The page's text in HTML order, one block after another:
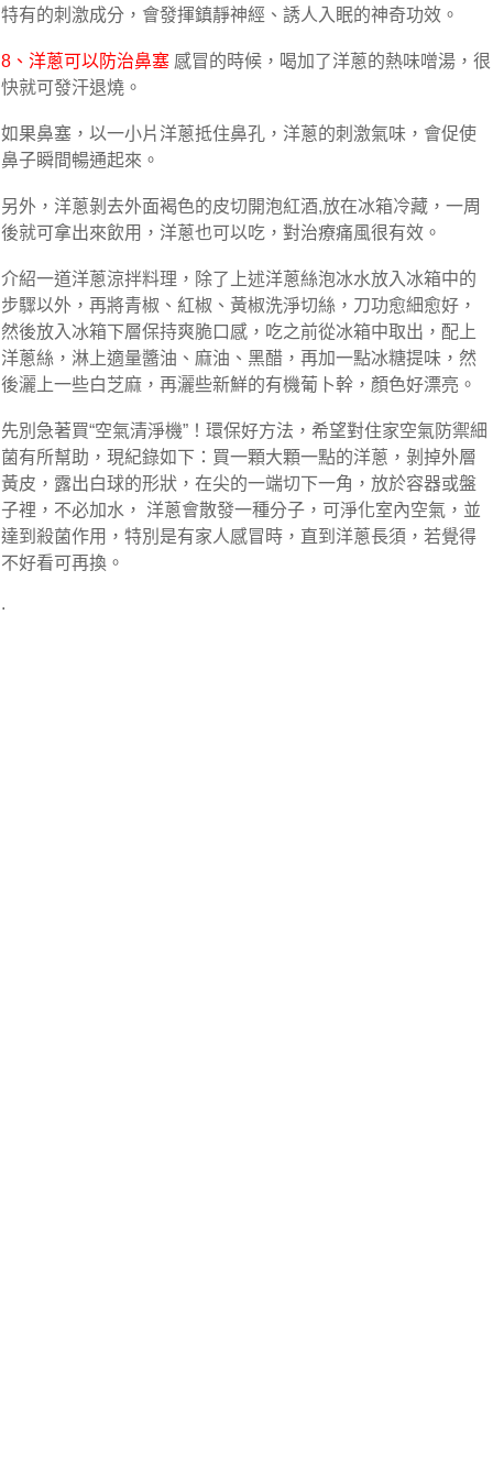
特有的刺激成分，會發揮鎮靜神經、誘人入眠的神奇功效。
8、洋蔥可以防治鼻塞 感冒的時候，喝加了洋蔥的熱味噌湯，很
快就可發汗退燒。
如果鼻塞，以一小片洋蔥抵住鼻孔，洋蔥的刺激氣味，會促使
鼻子瞬間暢通起來。
另外，洋蔥剝去外面褐色的皮切開泡紅酒,放在冰箱冷藏，一周
後就可拿出來飲用，洋蔥也可以吃，對治療痛風很有效。
介紹一道洋蔥涼拌料理，除了上述洋蔥絲泡冰水放入冰箱中的
步驟以外，再將青椒、紅椒、黃椒洗淨切絲，刀功愈細愈好，
然後放入冰箱下層保持爽脆口感，吃之前從冰箱中取出，配上
洋蔥絲，淋上適量醬油、麻油、黑醋，再加一點冰糖提味，然
後灑上一些白芝麻，再灑些新鮮的有機葡卜幹，顏色好漂亮。
先別急著買“空氣清淨機”！環保好方法，希望對住家空氣防禦細
菌有所幫助，現紀錄如下：買一顆大顆一點的洋蔥，剝掉外層
黃皮，露出白球的形狀，在尖的一端切下一角，放於容器或盤
子裡，不必加水， 洋蔥會散發一種分子，可淨化室內空氣，並
達到殺菌作用，特別是有家人感冒時，直到洋蔥長須，若覺得
不好看可再換。
.